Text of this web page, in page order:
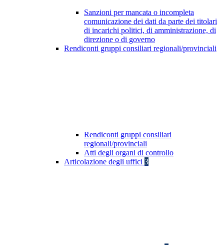
Sanzioni per mancata o incompleta
comunicazione dei dati da parte dei titolari
di incarichi politici, di amministrazione, di
direzione o di governo
Rendiconti gruppi consiliari regionali/provinciali
Rendiconti gruppi consiliari
regionali/provinciali
Atti degli organi di controllo
Articolazione degli uffici 3